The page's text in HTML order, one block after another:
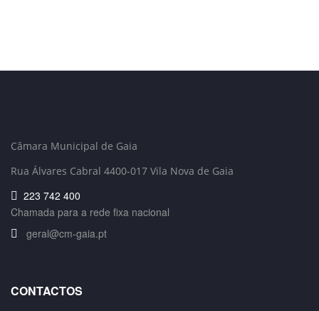
Câmara Municipal de Gaia
Rua Álvares Cabral 4400-017 Vila Nova de Gaia
223 742 400
Chamada para a rede fixa nacional
geral@cm-gaia.pt
CONTACTOS